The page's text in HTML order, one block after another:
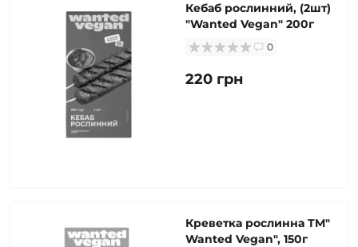
Кебаб рослинний, (2шт)
"Wanted Vegan" 200г
0
220 грн
Креветка рослинна TM"
Wanted Vegan", 150г